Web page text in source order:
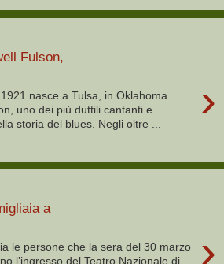
Fulson,
›
nasce a Tulsa, in Oklahoma
uno dei più duttili cantanti e
storia del blues. Negli oltre ...
a
›
le persone che la sera del 30 marzo
l’ingresso del Teatro Nazionale di